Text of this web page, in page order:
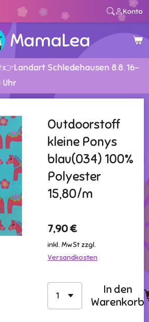
Konto
MamaLea
Schledehausen 8.8. 16-
Uhr
Outdoorstoff
kleine Ponys
blau(034) 100%
Polyester
15,80/m
7,90 €
inkl. MwSt zzgl.
Versandkosten
In den
Warenkorb